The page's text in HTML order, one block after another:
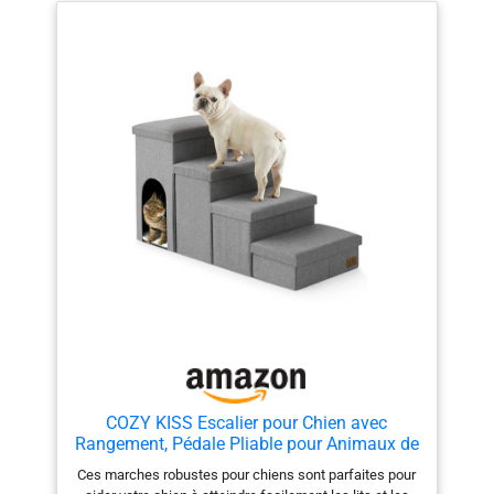
vêtements, les jouets et les couvertures. Stabilité et
confort: ces escaliers sont faits de tissu résistant à
l'usure, de mousse et de MDF, assurant la stabilité et le
confort de votre animal de compagnie et réduisant la
pression sur les articulations et les pattes. Le fond
antidérapant empêche le balancement et supporte
jusqu'à 210 lbs. Facile à assembler et à transporter:
ces échelles pour chiens sont équipées d'un guide de
montage simple étape par étape et d'un système de
connexion facile à configurer. Ils peuvent également
être facilement pliés pour le stockage lorsqu'ils ne sont
pas à nous contacter!
COZY KISS Escalier pour Chien avec
Rangement, Pédale Pliable pour Animaux de
Compagnie avec Couvercle étanche, Vieux
Chat Rampe Chaise Canapé, Poids léger,
Ces marches robustes pour chiens sont parfaites pour